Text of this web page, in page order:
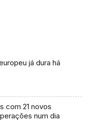
já dura há
com 21 novos
num dia